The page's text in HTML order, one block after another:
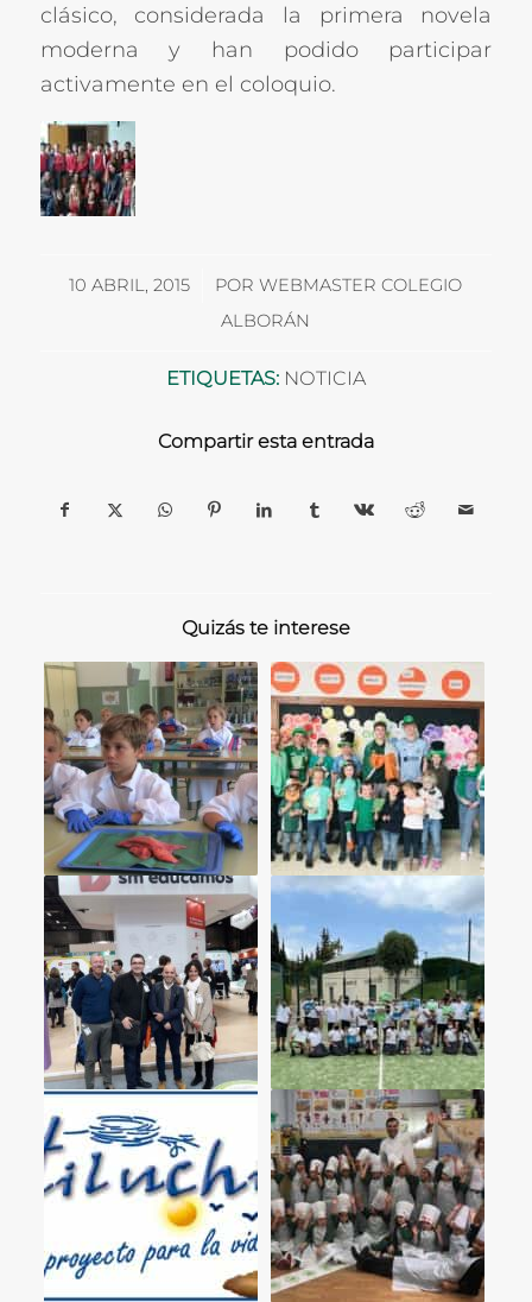
clásico, considerada la primera novela
moderna y han podido participar
activamente en el coloquio.
10 ABRIL, 2015
/ PORWEBMASTER COLEGIO
ALBORÁN
ETIQUETAS: NOTICIA
Compartir esta entrada
Quizás te interese